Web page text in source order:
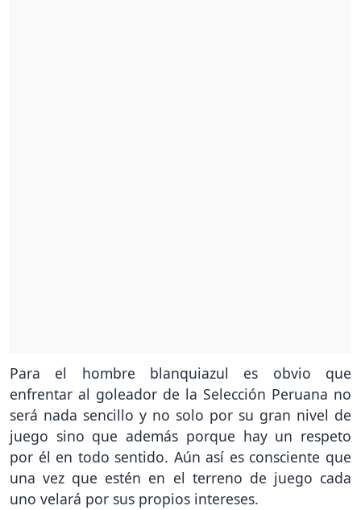
Para el hombre blanquiazul es obvio que
enfrentar al goleador de la Selección Peruana no
será nada sencillo y no solo por su gran nivel de
juego sino que además porque hay un respeto
por él en todo sentido. Aún así es consciente que
una vez que estén en el terreno de juego cada
uno velará por sus propios intereses.